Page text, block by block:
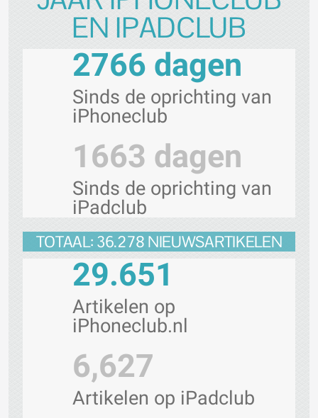
EN IPADCLUB
2766 dagen
Sinds de oprichting van
iPhoneclub
1663 dagen
Sinds de oprichting van
iPadclub
TOTAAL: 36.278 NIEUWSARTIKELEN
29.651
Artikelen op
iPhoneclub.nl
6,627
Artikelen op iPadclub